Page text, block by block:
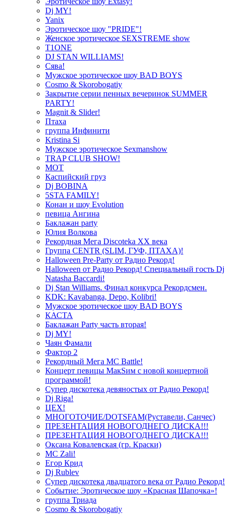
Dj MY!
Yanix
Эротическое шоу "PRIDE"!
Женское эротическое SEXSTREME show
T1ONE
DJ STAN WILLIAMS!
Сява!
Мужское эротическое шоу BAD BOYS
Cosmo & Skorobogatiy
Закрытие серии пенных вечеринок SUMMER
PARTY!
Magnit & Slider!
Птаха
группа Инфинити
Kristina Si
Мужское эротическое Sexmanshow
TRAP CLUB SHOW!
МОТ
Каспийский груз
Dj BOBINA
5STA FAMILY!
Конан и шоу Evolution
певица Ангина
Баклажан party
Юлия Волкова
Рекордная Мега Discoteka XX века
Группа CENTR (SLIM, ГУФ, ПТАХА)!
Halloween Pre-Party от Радио Рекорд!
Halloween от Радио Рекорд! Специальный гость Dj
Natasha Baccardi!
Dj Stan Williams. Финал конкурса Рекордсмен.
KDK: Kavabanga, Depo, Kolibri!
Мужское эротическое шоу BAD BOYS
КАСТА
Баклажан Party часть вторая!
Dj MY!
Чаян Фамали
Фактор 2
Рекордный Мега МС Battle!
Концерт певицы МакSим с новой концертной
программой!
Супер дискотека девяностых от Радио Рекорд!
Dj Riga!
ЦЕХ!
МНОГОТОЧИЕ/DOTSFAM(Руставели, Санчес)
ПРЕЗЕНТАЦИЯ НОВОГОДНЕГО ДИСКА!!!
ПРЕЗЕНТАЦИЯ НОВОГОДНЕГО ДИСКА!!!
Оксана Ковалевская (гр. Краски)
MC Zali!
Егор Крид
Dj Rublev
Супер дискотека двадцатого века от Радио Рекорд!
Событие: Эротическое шоу «Красная Шапочка»!
группа Триада
Cosmo & Skorobogatiy